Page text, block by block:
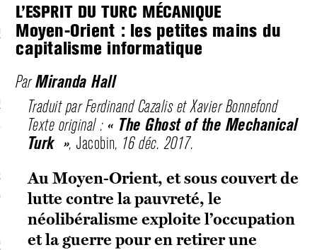
DE BASE
et politique
CONTINU
et prisons
LGBTQI
L’ESPRIT DU TURC MÉCANIQUE
Moyen-Orient : les petites mains du
capitalisme informatique
ParMiranda Hall
Traduit par Ferdinand Cazalis et Xavier Bonnefond
Texte original :« The Ghost of the Mechanical
Turk », Jacobin, 16 déc. 2017.
Au Moyen-Orient, et sous couvert de
lutte contre la pauvreté, le
néolibéralisme exploite l’occupation
et la guerre pour en retirer une